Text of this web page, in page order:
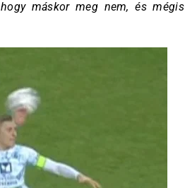
máskor meg nem, és mégis